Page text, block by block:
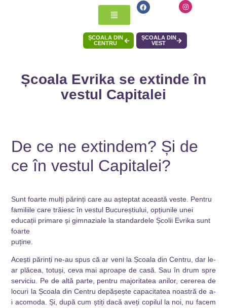
ȘCOALA DIN
CENTRU
ȘCOALA DIN
VEST
Școala Evrika se extinde în
vestul Capitalei
De ce ne extindem? Și de
ce în vestul Capitalei?
Sunt foarte mulți părinți care au așteptat această veste. Pentru
familiile care trăiesc în vestul Bucureștiului, opțiunile unei
educații primare și gimnaziale la standardele Școlii Evrika sunt
foarte
puține.
Acești părinți ne-au spus că ar veni la Școala din Centru, dar le-
ar plăcea, totuși, ceva mai aproape de casă. Sau în drum spre
serviciu. Pe de altă parte, pentru majoritatea anilor, cererea de
locuri la Școala din Centru depășește capacitatea noastră de a-
i acomoda. Și, după cum știți dacă aveți copilul la noi, nu facem